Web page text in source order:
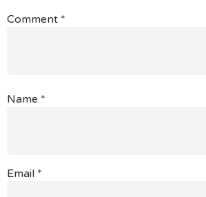
Comment *
Name *
Email *